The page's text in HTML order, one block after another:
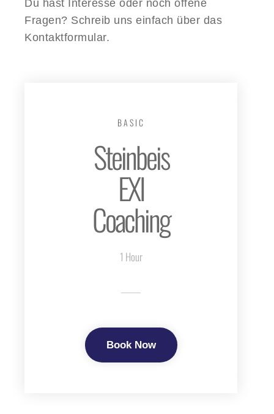
Du hast Interesse oder noch offene
Fragen? Schreib uns einfach über das
Kontaktformular.
BASIC
Steinbeis
EXI
Coaching
1 Hour
Book Now